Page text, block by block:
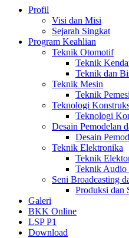
Profil
Visi dan Misi
Sejarah Singkat
Program Keahlian
Teknik Otomotif
Teknik
Teknik dan
Teknik Mesin
Teknik
Teknologi
Teknologi
Desain Pemodelan
Desain
Teknik Elektronika
Teknik
Teknik
Seni Broadcasting
Produksi dan
Galeri
BKK Online
LSP P1
Download